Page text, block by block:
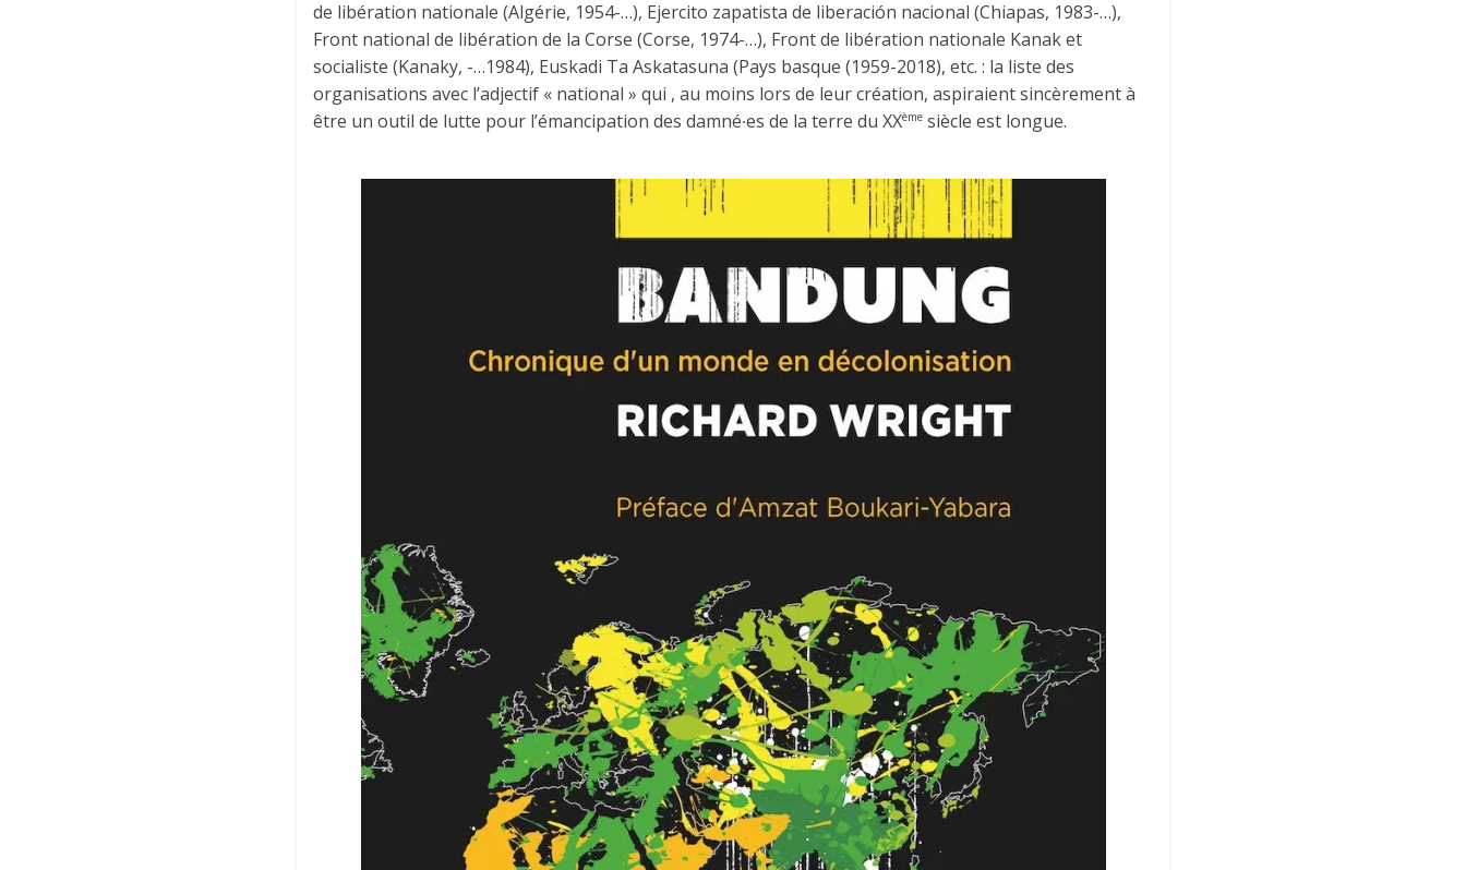
de libération nationale (Algérie, 1954-…), Ejercito zapatista de liberación nacional (Chiapas, 1983-…),
Front national de libération de la Corse (Corse, 1974-…), Front de libération nationale Kanak et
socialiste (Kanaky, -…1984), Euskadi Ta Askatasuna (Pays basque (1959-2018), etc. : la liste des
organisations avec l’adjectif « national » qui , au moins lors de leur création, aspiraient sincèrement à
être un outil de lutte pour l’émancipation des damné∙es de la terre du XXème siècle est longue.